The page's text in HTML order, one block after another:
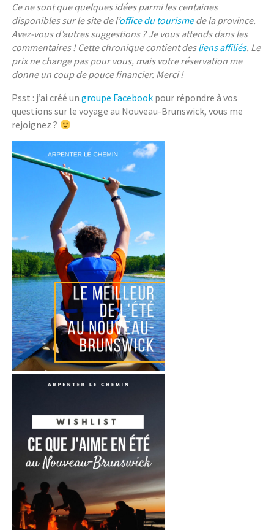
Ce ne sont que quelques idées parmi les centaines
disponibles sur le site de l’office du tourismede la province.
Avez-vous d’autres suggestions ? Je vous attends dans les
commentaires ! Cette chronique contient desliens affiliés. Le
prix ne change pas pour vous, mais votre réservation me
donne un coup de pouce financier. Merci !
Psst : j’ai créé ungroupe Facebook pour répondre à vos
questions sur le voyage au Nouveau-Brunswick, vous me
rejoignez ?